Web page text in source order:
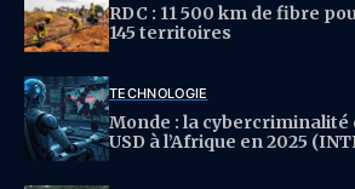
RDC : 11 500 km de fibre
145 territoires
TECHNOLOGIE
Monde : la cybercriminalité
USD à l’Afrique en 2025